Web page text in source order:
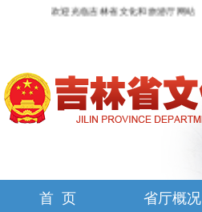
欢迎光临吉林省文化和旅游厅网站
首 页 省厅概况